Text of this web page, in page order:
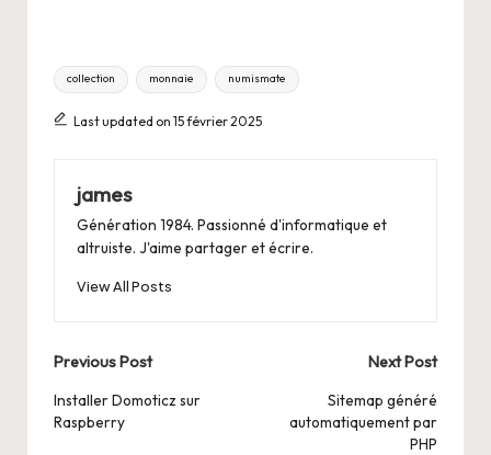
Tags:
collection monnaie numismate
Last updated on 15 février 2025
james
Génération 1984. Passionné d'informatique et
altruiste. J'aime partager et écrire.
View All Posts
Post
navigation
Previous Post
Installer Domoticz sur
Raspberry
Next Post
Sitemap généré
automatiquement par
PHP